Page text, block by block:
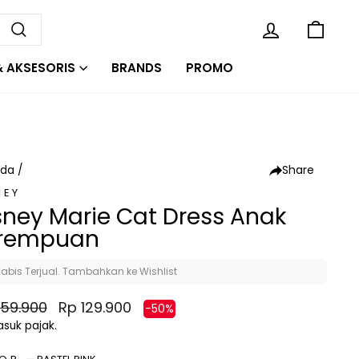
Cari
MASUK
AKSESORIS BRANDS PROMO
/ Share
Marie Cat Dress Anak
Terjual. Tambahkan ke Wishlist
Harga
diskon
Rp 129.900 -50%
pajak.